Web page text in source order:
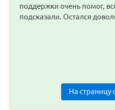
поддержки очень помог,
подсказали. Остался
На страницу